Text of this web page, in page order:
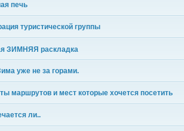
печь
туристической группы
ЗИМНЯЯ раскладка
уже не за горами.
маршрутов и мест которые хочется посетить
ли..